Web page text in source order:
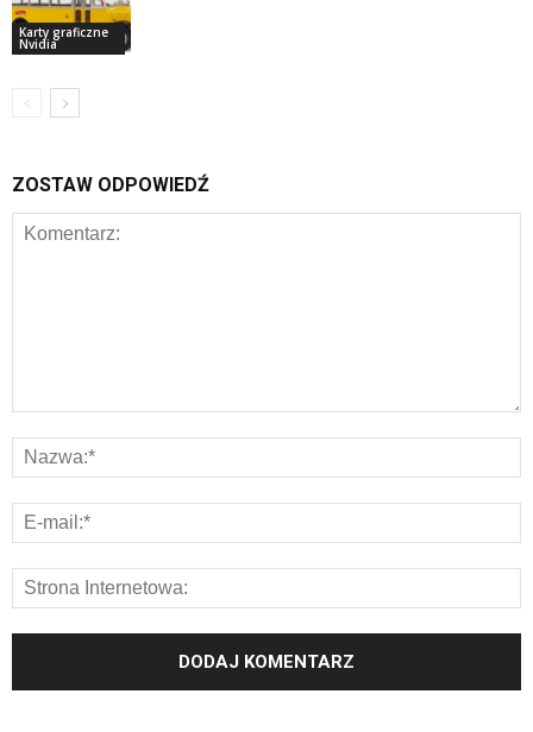
Karty graficzne
Nvidia
ZOSTAW ODPOWIEDŹ